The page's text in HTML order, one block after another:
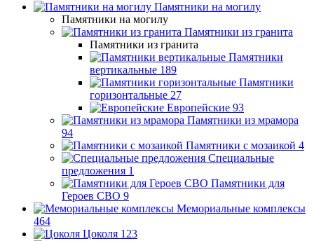
Памятники на могилу
Памятники на могилу
Памятники из гранита
Памятники из гранита
Памятники
вертикальные 189
Памятники
горизонтальные 27
Европейские 93
Памятники из мрамора
94
Памятники с мозаикой 4
Специальные
предложения 1
Памятники для
Героев СВО 9
Мемориальные комплексы
464
Цоколя 123